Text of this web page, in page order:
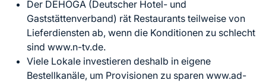
Der DEHOGA (Deutscher Hotel- und
Gaststättenverband) rät Restaurants teilweise von
Lieferdiensten ab, wenn die Konditionen zu schlecht
sind www.n-tv.de.
Viele Lokale investieren deshalb in eigene
Bestellkanäle, um Provisionen zu sparen www.ad-